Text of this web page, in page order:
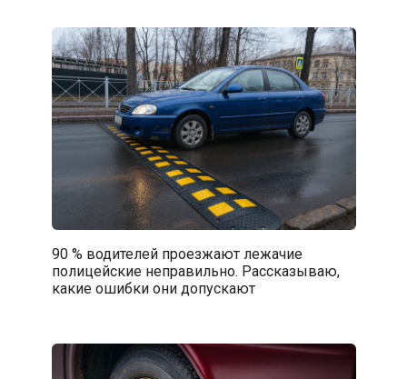
90 % водителей проезжают лежачие
полицейские неправильно. Рассказываю,
какие ошибки они допускают